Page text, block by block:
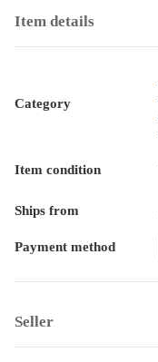
Item details
Category
Item condition
Ships from
Payment method
Seller